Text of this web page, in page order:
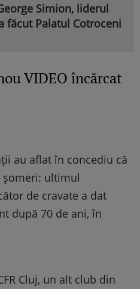
Simion, liderul
făcut Palatul Cotroceni
VIDEO încărcat
au aflat în concediu că
șomeri: ultimul
de cravate a dat
după 70 de ani, în
Cluj, un alt club din